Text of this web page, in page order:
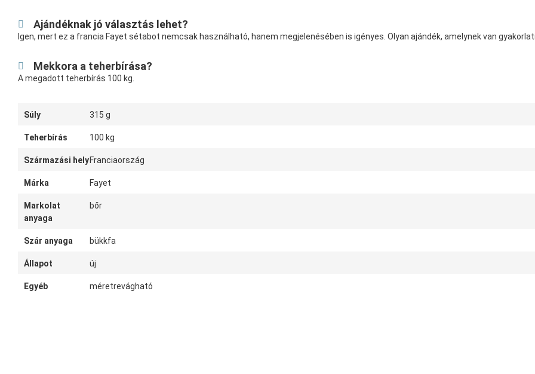
Ajándéknak jó választás lehet?
Igen, mert ez a francia Fayet sétabot nemcsak használható, hanem megjelenésében is igényes. Olyan ajándék, amelynek van
Mekkora a teherbírása?
A megadott teherbírás 100 kg.
Súly 315 g
Teherbírás 100 kg
Származási helyFranciaország
Márka Fayet
Markolat
anyaga
bőr
Szár anyaga bükkfa
Állapot új
Egyéb méretrevágható